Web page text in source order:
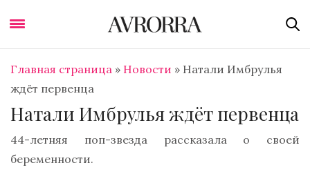
Главная страница » Новости » Натали Имбрулья
ждёт первенца
Натали Имбрулья ждёт первенца
44-летняя поп-звезда рассказала о своей
беременности.